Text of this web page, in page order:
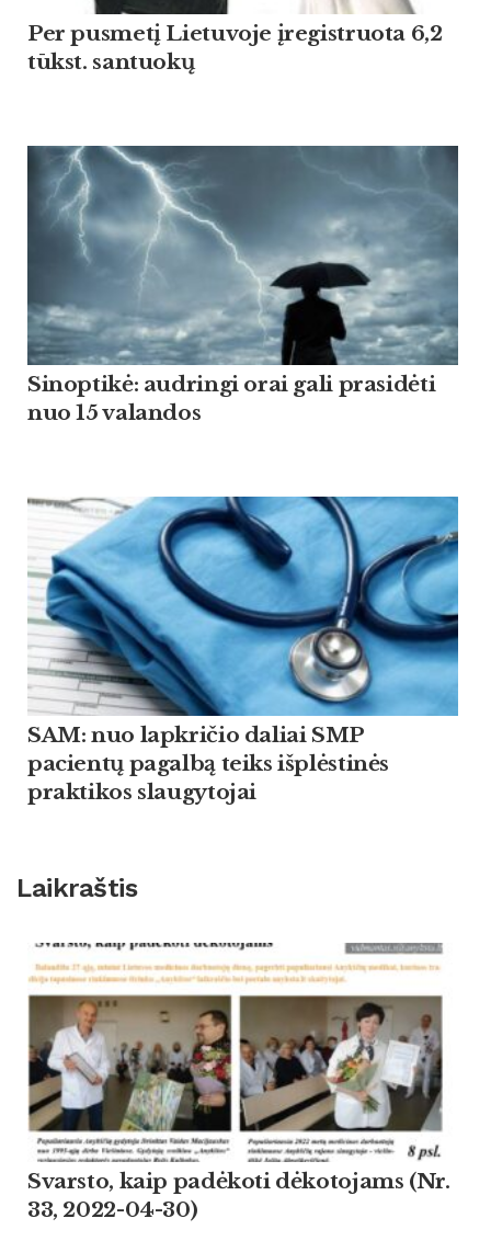
Per pusmetį Lietuvoje įregistruota 6,2
tūkst. santuokų
Sinoptikė: audringi orai gali prasidėti
nuo 15 valandos
SAM: nuo lapkričio daliai SMP
pacientų pagalbą teiks išplėstinės
praktikos slaugytojai
Laikraštis
Svarsto, kaip padėkoti dėkotojams (Nr.
33, 2022-04-30)